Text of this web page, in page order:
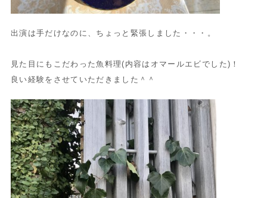
出演は手だけなのに、ちょっと緊張しました・・・。
見た目にもこだわった魚料理(内容はオマールエビでした)！
良い経験をさせていただきました＾＾